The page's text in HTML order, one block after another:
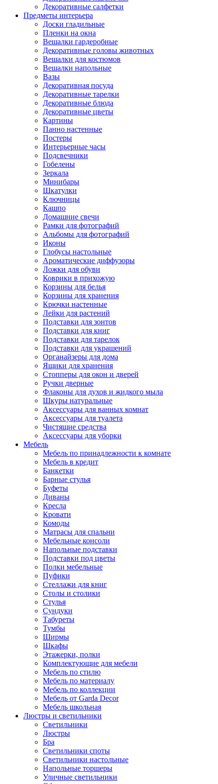
Декоративные салфетки
Предметы интерьера
Доски гладильные
Пленки на окна
Вешалки гардеробные
Декоративные головы животных
Вешалки для костюмов
Вешалки напольные
Вазы
Декоративная посуда
Декоративные тарелки
Декоративные блюда
Декоративные цветы
Картины
Панно настенные
Постеры
Интерьерные часы
Подсвечники
Гобелены
Зеркала
Минибары
Шкатулки
Ключницы
Кашпо
Домашние свечи
Рамки для фотографий
Альбомы для фотографий
Иконы
Глобусы настольные
Ароматические диффузоры
Ложки для обуви
Коврики в прихожую
Корзины для белья
Корзины для хранения
Крючки настенные
Лейки для растений
Подставки для зонтов
Подставки для книг
Подставки для тарелок
Подставки для украшений
Органайзеры для дома
Ящики для хранения
Стопперы для окон и дверей
Ручки дверные
Флаконы для духов и жидкого мыла
Шкуры натуральные
Аксессуары для ванных комнат
Аксессуары для туалета
Чистящие средства
Аксессуары для уборки
Мебель
Мебель по принадлежности к комнате
Мебель в кредит
Банкетки
Барные стулья
Буфеты
Диваны
Кресла
Кровати
Комоды
Матрасы для спальни
Мебельные консоли
Напольные подставки
Подставки под цветы
Полки мебельные
Пуфики
Стеллажи для книг
Столы и столики
Стулья
Сундуки
Табуреты
Тумбы
Ширмы
Шкафы
Этажерки, полки
Комплектующие для мебели
Мебель по стилю
Мебель по материалу
Мебель по коллекции
Мебель от Garda Decor
Мебель школьная
Люстры и светильники
Светильники
Люстры
Бра
Светильники споты
Светильники настольные
Напольные торшеры
Уличные светильники